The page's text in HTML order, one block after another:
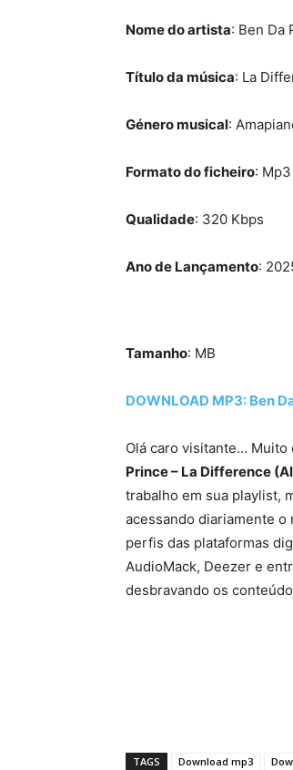
Nome do artista: Ben Da
Título da música: La
Género musical:
Formato do ficheiro: Mp3
Qualidade: 320 Kbps
Ano de Lançamento:
Tamanho: MB
DOWNLOAD MP3: Ben
Olá caro visitante… Muito
Prince – La Difference
trabalho em sua playlist,
acessando diariamente
perfis das plataformas
AudioMack, Deezer e
desbravando os
TAGS Download mp3